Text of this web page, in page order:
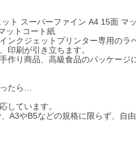
ト スーパーファイン A4 15面 マ
ットコート紙
ンクジェットプリンター専用のラ
印刷が引き立ちます。
作り商品、高級食品のパッケージ
たら…
しています。
A3やB5などの規格に限らず、自